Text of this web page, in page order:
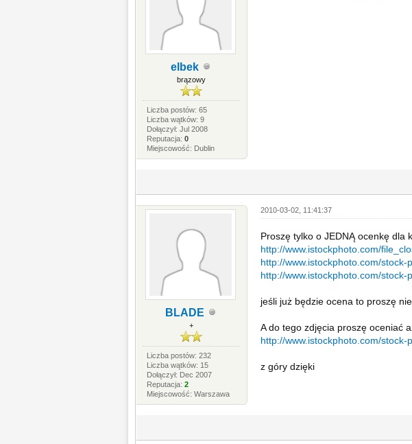
elbek
brązowy
Liczba postów: 65
Liczba wątków: 9
Dołączył: Jul 2008
Reputacja:0
Miejscowość: Dublin
BLADE
+
Liczba postów: 232
Liczba wątków: 15
Dołączył: Dec 2007
Reputacja:2
Miejscowość: Warszawa
2010-03-02, 11:41:37
Proszę tylko o JEDNĄ ocenkę dla
http://www.istockphoto.com/
http://www.istockphoto.com/stock-
http://www.istockphoto.com/
jeśli już będzie ocena to proszę
A do tego zdjęcia proszę oceniać
http://www.istockphoto.com/
z góry dzięki